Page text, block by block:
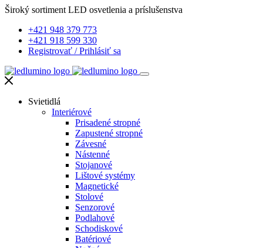
Široký sortiment LED osvetlenia a príslušenstva
+421 948 379 773
+421 918 599 330
Registrovať /Prihlásiť sa
Svietidlá
Interiérové
Prisadené stropné
Zapustené stropné
Závesné
Nástenné
Stojanové
Lištové systémy
Magnetické
Stolové
Senzorové
Podlahové
Schodiskové
Batériové